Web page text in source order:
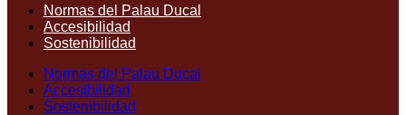
Normas del Palau Ducal
Accesibilidad
Sostenibilidad
Normas del Palau Ducal
Accesibilidad
Sostenibilidad